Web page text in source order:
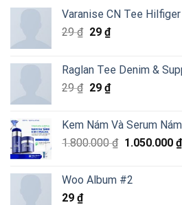
Varanise CN Tee
29₫ Giá
29 ₫.
29 ₫Giá
là:
29 ₫.
Raglan Tee Denim &
29₫ Giá
29 ₫.
29 ₫Giá
là:
29 ₫.
Kem Nám Và Serum
1.800.000₫ Giá
1.800.000 ₫.
1.050.000 ₫
Woo Album #2
29 ₫